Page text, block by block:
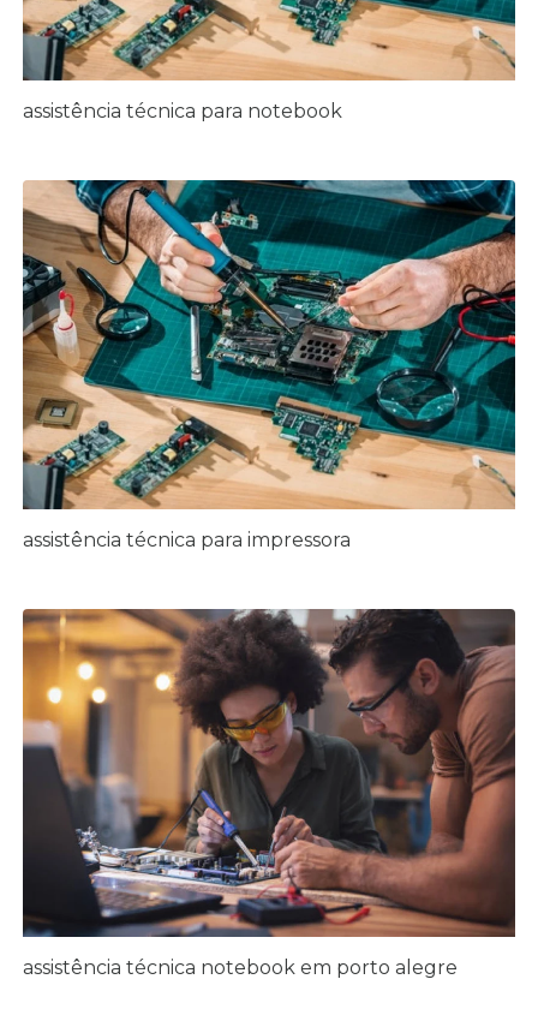
assistência técnica para notebook
assistência técnica para impressora
assistência técnica notebook em porto alegre